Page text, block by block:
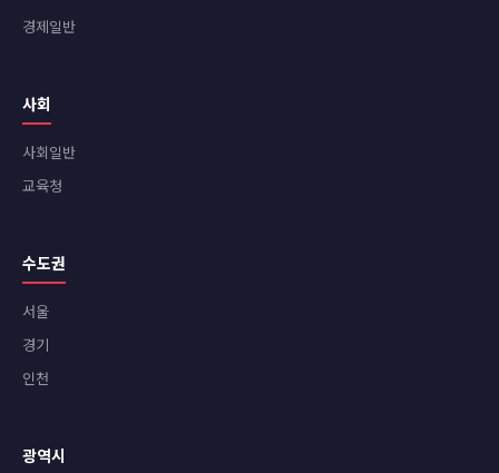
경제일반
사회
사회일반
교육청
수도권
서울
경기
인천
광역시